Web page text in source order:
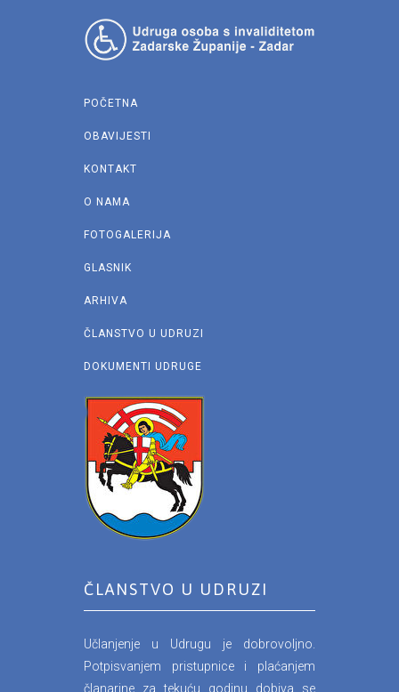
POČETNA
OBAVIJESTI
KONTAKT
O NAMA
FOTOGALERIJA
GLASNIK
ARHIVA
ČLANSTVO U UDRUZI
DOKUMENTI UDRUGE
ČLANSTVO U UDRUZI
Učlanjenje u Udrugu je dobrovoljno.
Potpisvanjem pristupnice i plaćanjem
članarine za tekuću godinu dobiva se